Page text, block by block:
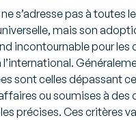
s’adresse pas à toutes
mais son
incontournable pour les
sont celles dépassant
ou soumises à des
précises. Ces critères